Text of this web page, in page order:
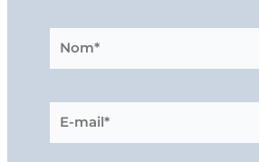
mail*